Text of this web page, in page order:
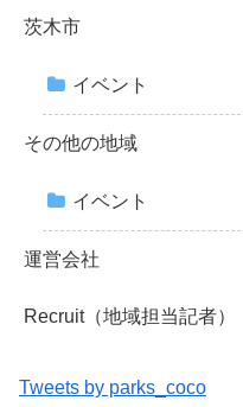
茨木市
イベント
その他の地域
イベント
運営会社
Recruit（地域担当記者）
Tweets by parks_coco